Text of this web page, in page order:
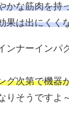
かな筋肉を持
果は出にくく
ンナーインパ
グ次第で機器
りそうですよ